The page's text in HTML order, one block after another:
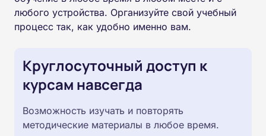
любого устройства. Организуйте свой учебный
процесс так, как удобно именно вам.
Круглосуточный доступ к
курсам навсегда
Возможность изучать и повторять
методические материалы в любое время.